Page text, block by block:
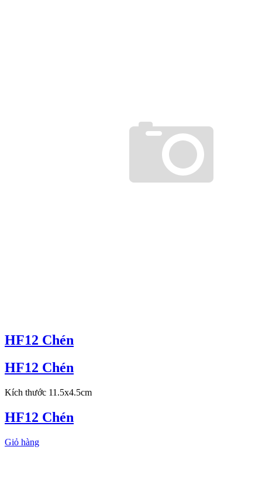
HF12 Chén
HF12 Chén
Kích thước 11.5x4.5cm
HF12 Chén
Giỏ hàng